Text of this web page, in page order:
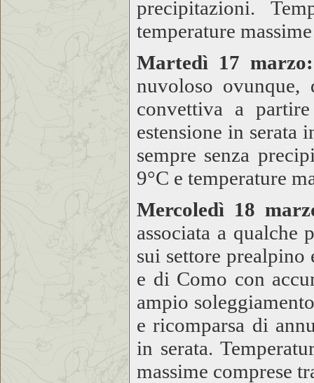
precipitazioni.
temperature
Martedì 17 marzo:
nuvoloso
convettiva a
estensione in serata
sempre senza
9°C e temperature
Mercoledì 18
associata a qualche
sui settore
e di Como con
ampio
e ricomparsa di
in serata.
massime comprese